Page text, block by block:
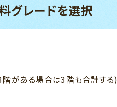
グレードを選択
がある場合は3階も合計する)